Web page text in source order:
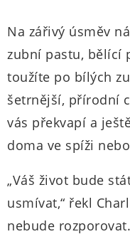
Na zářivý úsměv
zubní pastu, bělící
toužíte po bílých
šetrnější, přírodní
vás překvapí a
doma ve spíži
„Váš život bude
usmívat,“ řekl
nebude